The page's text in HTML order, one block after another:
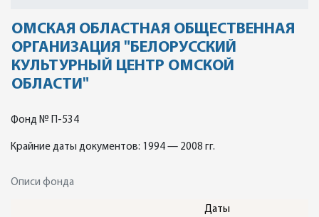
ОМСКАЯ ОБЛАСТНАЯ ОБЩЕСТВЕННАЯ
ОРГАНИЗАЦИЯ "БЕЛОРУССКИЙ
КУЛЬТУРНЫЙ ЦЕНТР ОМСКОЙ
ОБЛАСТИ"
Фонд № П-534
Крайние даты документов: 1994 — 2008 гг.
Описи фонда
Даты